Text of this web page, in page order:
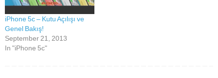
iPhone 5c – Kutu Açılışı ve
Genel Bakış!
September 21, 2013
In "iPhone 5c"